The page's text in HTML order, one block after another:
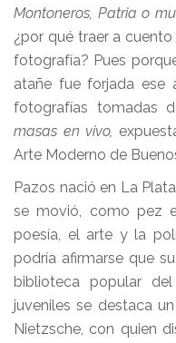
Montoneros, Patria o
¿por qué traer a
fotografía? Pues
atañe fue forjada ese
fotografías tomadas
masas en vivo,
Arte Moderno de
Pazos nació en La
se movió, como pez
poesía, el arte y la
podría afirmarse que
biblioteca popular
juveniles se destaca
Nietzsche, con quien